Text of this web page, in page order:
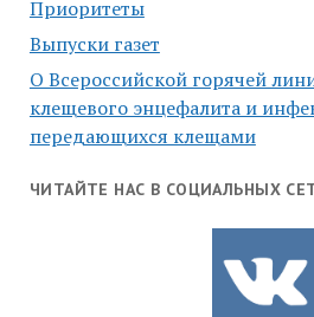
Приоритеты
Выпуски газет
О Всероссийской горячей
клещевого энцефалита и
передающихся клещами
ЧИТАЙТЕ НАС В СОЦИАЛЬНЫХ